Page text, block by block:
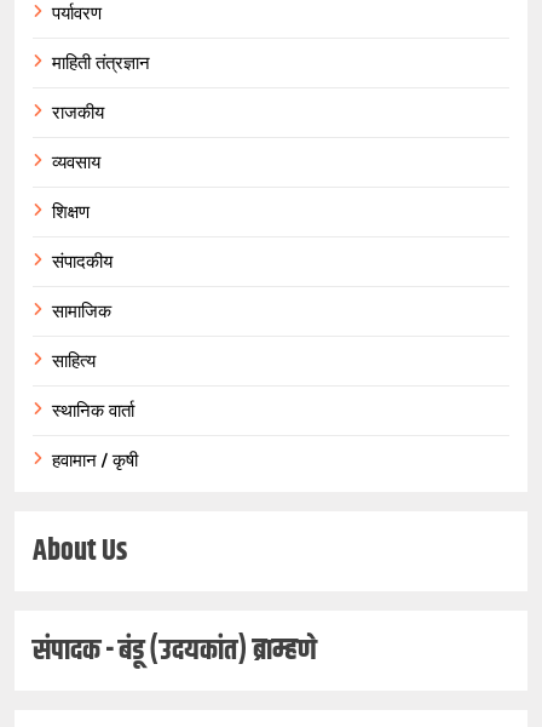
पर्यावरण
माहिती तंत्रज्ञान
राजकीय
व्यवसाय
शिक्षण
संपादकीय
सामाजिक
साहित्य
स्थानिक वार्ता
हवामान / कृषी
About Us
संपादक - बंडू (उदयकांत) ब्राम्हणे